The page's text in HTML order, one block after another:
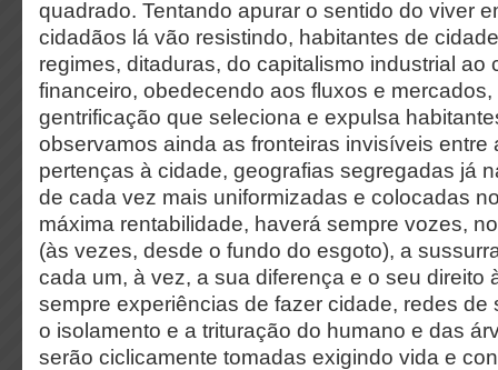
quadrado. Tentando apurar o sentido do viver
cidadãos lá vão resistindo, habitantes de
regimes, ditaduras, do capitalismo industrial ao
financeiro, obedecendo aos fluxos e
gentrificação que seleciona e expulsa
observamos ainda as fronteiras invisíveis entre
pertenças à cidade, geografias segregadas já
de cada vez mais uniformizadas e colocadas
máxima rentabilidade, haverá sempre vozes,
(às vezes, desde o fundo do esgoto), a
cada um, à vez, a sua diferença e o seu direito
sempre experiências de fazer cidade, redes de
o isolamento e a trituração do humano e das
serão ciclicamente tomadas exigindo vida e